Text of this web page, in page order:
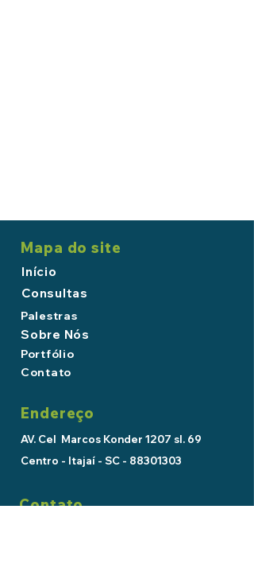
Mapa do site
Início
Consultas
Palestras
Sobre Nós
Portfólio
Contato
Endereço
AV. Cel Marcos Konder 1207 sl. 69
Centro - Itajaí - SC - 88301303
Contato